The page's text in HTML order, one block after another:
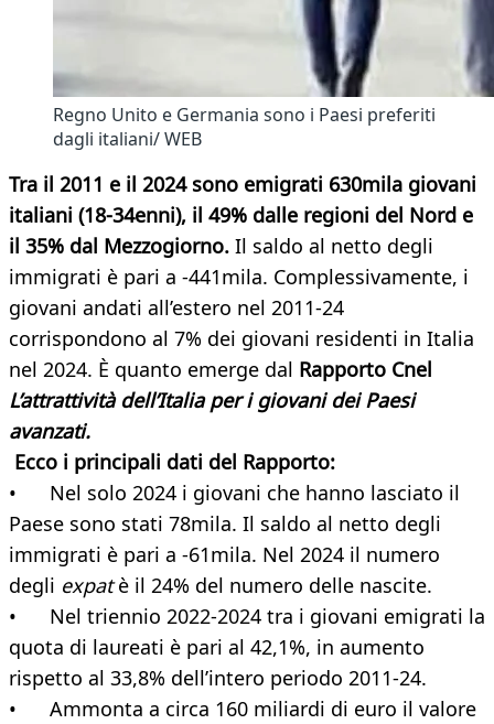
Regno Unito e Germania sono i Paesi preferiti
dagli italiani/ WEB
Tra il 2011 e il 2024 sono emigrati 630mila giovani
italiani (18-34enni), il 49% dalle regioni del Nord e
il 35% dal Mezzogiorno. Il saldo al netto degli
immigrati è pari a -441mila. Complessivamente, i
giovani andati all’estero nel 2011-24
corrispondono al 7% dei giovani residenti in Italia
nel 2024. È quanto emerge dal Rapporto Cnel
L’attrattività dell’Italia per i giovani dei Paesi
avanzati.
Ecco i principali dati del Rapporto:
• Nel solo 2024 i giovani che hanno lasciato il
Paese sono stati 78mila. Il saldo al netto degli
immigrati è pari a -61mila. Nel 2024 il numero
degli expatè il 24% del numero delle nascite.
• Nel triennio 2022-2024 tra i giovani emigrati la
quota di laureati è pari al 42,1%, in aumento
rispetto al 33,8% dell’intero periodo 2011-24.
• Ammonta a circa 160 miliardi di euro il valore